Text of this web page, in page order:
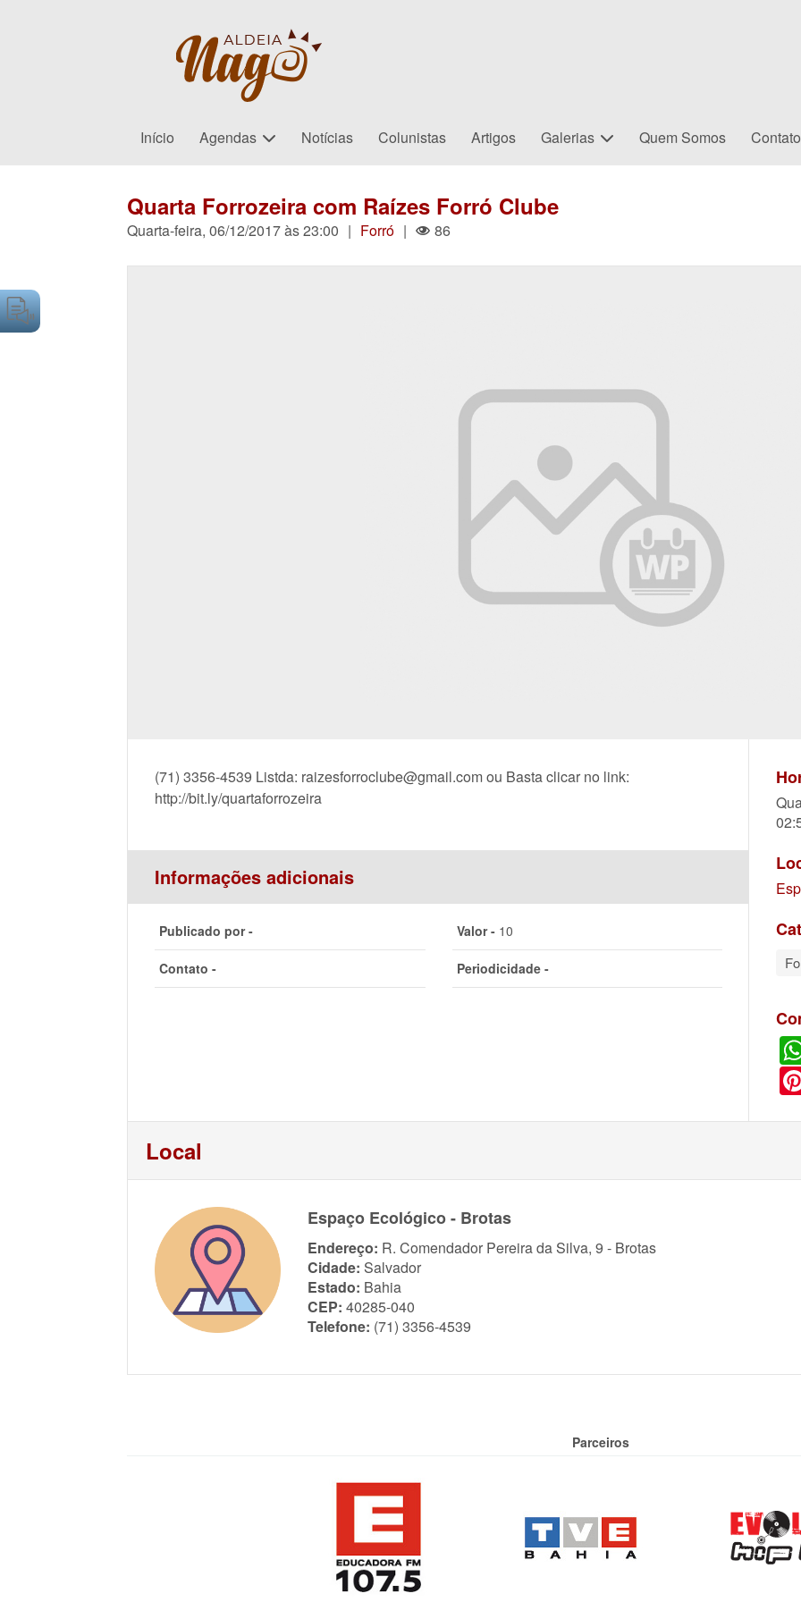
Início Agendas Notícias Colunistas Artigos Galerias Quem Somos Contato
Quarta Forrozeira com Raízes Forró Clube
Quarta-feira, 06/12/2017 às 23:00 | Forró | 86
(71) 3356-4539 Listda: raizesforroclube@gmail.com ou Basta clicar no link:
http://bit.ly/quartaforrozeira
Informações adicionais
Publicado por - Valor -10
Contato - Periodicidade -
Local
Espaço Ecológico - Brotas
Endereço: R. Comendador Pereira da Silva, 9 - Brotas
Cidade: Salvador
Estado: Bahia
CEP: 40285-040
Telefone: (71) 3356-4539
Parceiros